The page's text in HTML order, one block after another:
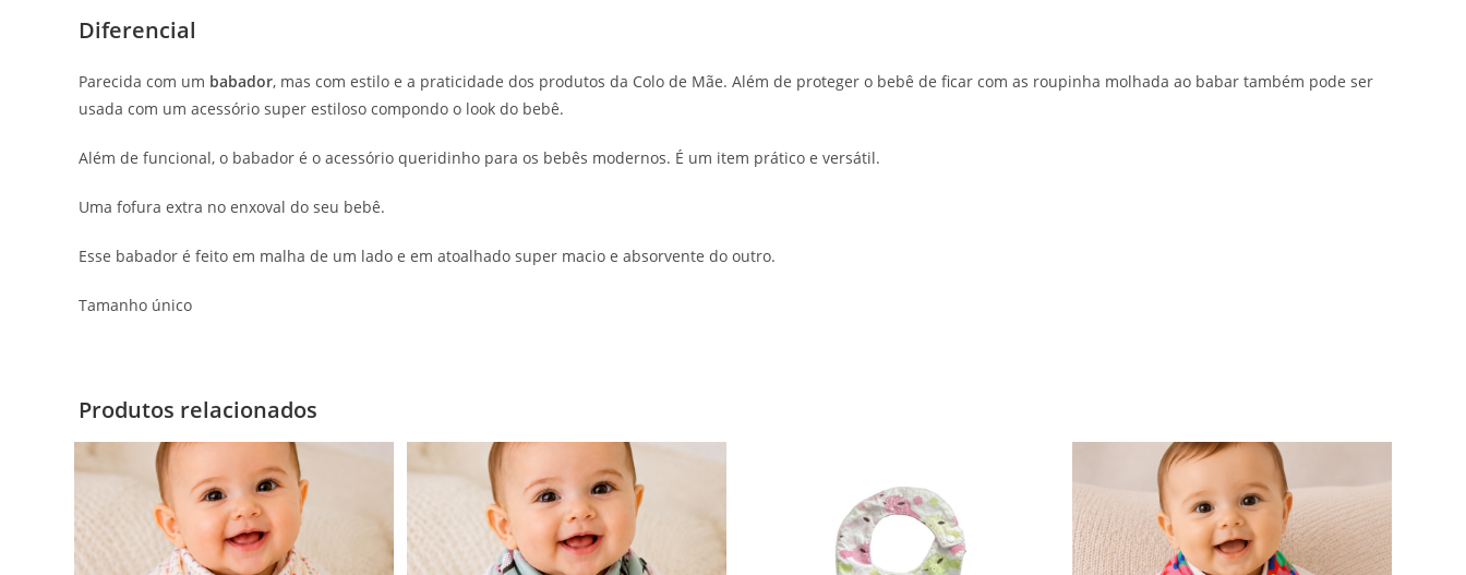
Diferencial
Parecida com um babador, mas com estilo e a praticidade dos produtos da Colo de Mãe. Além de proteger o bebê de ficar com as roupinha molhada ao babar também pode ser
usada com um acessório super estiloso compondo o look do bebê.
Além de funcional, o babador é o acessório queridinho para os bebês modernos. É um item prático e versátil.
Uma fofura extra no enxoval do seu bebê.
Esse babador é feito em malha de um lado e em atoalhado super macio e absorvente do outro.
Tamanho único
Produtos relacionados